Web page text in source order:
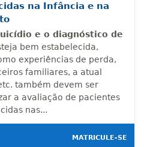
na Infância e na
e o diagnóstico de
bem estabelecida,
experiências de perda,
familiares, a atual
também devem ser
a avaliação de pacientes
nas...
MATRICULE-SE